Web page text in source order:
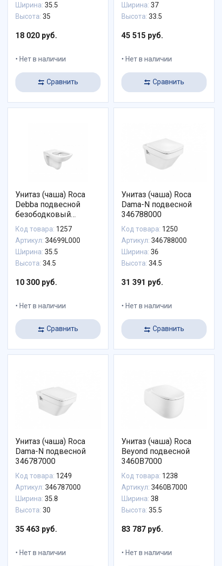
Ширина: 35.5
Высота: 35
18 020 руб.
Нет в наличии
Сравнить
Ширина: 37
Высота: 33.5
45 515 руб.
Нет в наличии
Сравнить
Унитаз (чаша) Roca
Debba подвесной
безободковый
34699L000
Код товара: 1257
Артикул: 34699L000
Ширина: 35.5
Высота: 34.5
10 300 руб.
Нет в наличии
Сравнить
Унитаз (чаша) Roca
Dama-N подвесной
346788000
Код товара: 1250
Артикул: 346788000
Ширина: 36
Высота: 34.5
31 391 руб.
Нет в наличии
Сравнить
Унитаз (чаша) Roca
Dama-N подвесной
346787000
Код товара: 1249
Артикул: 346787000
Ширина: 35.8
Высота: 30
35 463 руб.
Нет в наличии
Унитаз (чаша) Roca
Beyond подвесной
3460B7000
Код товара: 1238
Артикул: 3460B7000
Ширина: 38
Высота: 35.5
83 787 руб.
Нет в наличии